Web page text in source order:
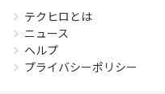
テクヒロとは
ニュース
ヘルプ
プライバシーポリシー